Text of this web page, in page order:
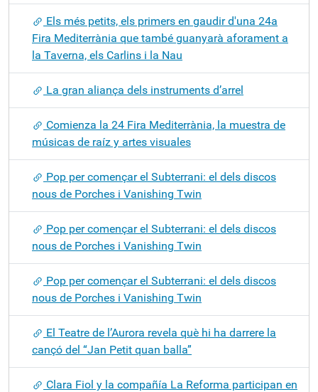
Els més petits, els primers en gaudir d'una 24a
Fira Mediterrània que també guanyarà aforament a
la Taverna, els Carlins i la Nau
La gran aliança dels instruments d’arrel
Comienza la 24 Fira Mediterrània, la muestra de
músicas de raíz y artes visuales
Pop per començar el Subterrani: el dels discos
nous de Porches i Vanishing Twin
Pop per començar el Subterrani: el dels discos
nous de Porches i Vanishing Twin
Pop per començar el Subterrani: el dels discos
nous de Porches i Vanishing Twin
El Teatre de l’Aurora revela què hi ha darrere la
cançó del “Jan Petit quan balla”
Clara Fiol y la compañía La Reforma participan en